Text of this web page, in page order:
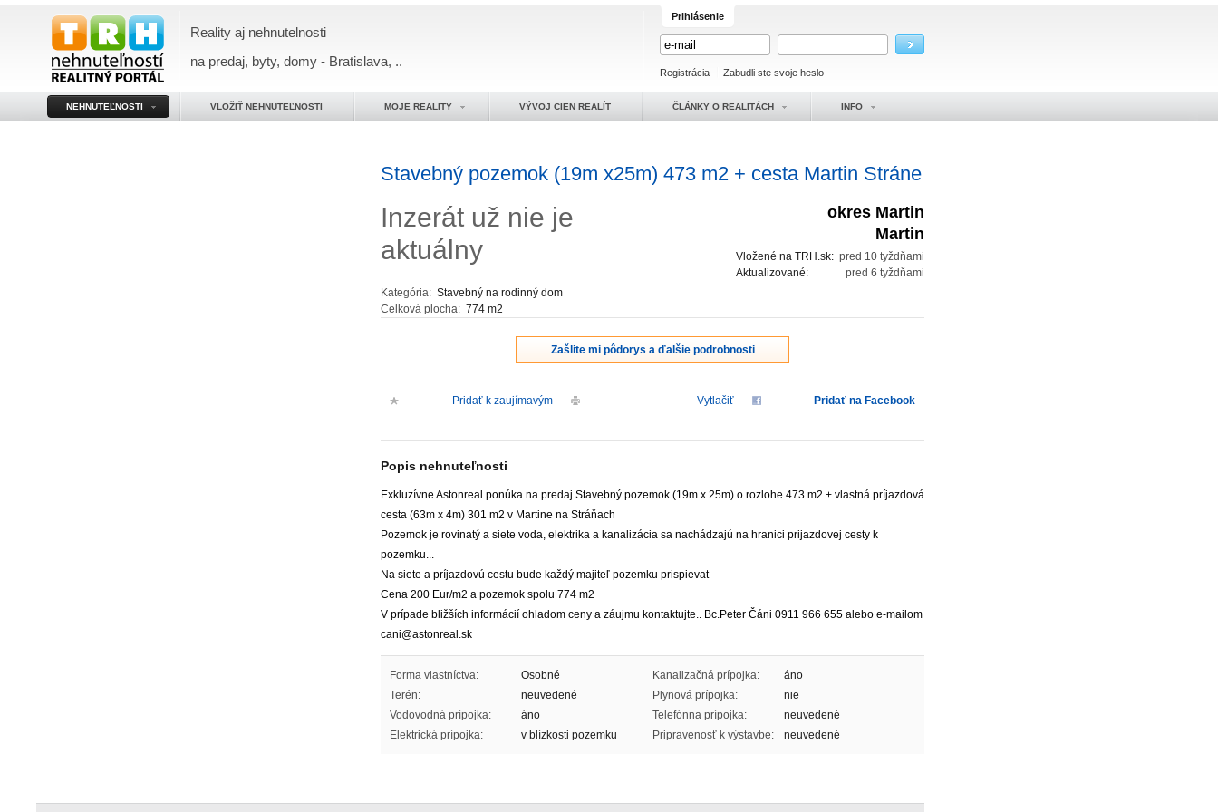
Reality aj nehnutelnosti
na predaj, byty, domy - Bratislava, ..
Prihlásenie
Registrácia Zabudli ste svoje heslo
NEHNUTEĽNOSTI VLOŽIŤ NEHNUTEĽNOSTI MOJE REALITY VÝVOJ CIEN REALÍT ČLÁNKY O REALITÁCH INFO
Stavebný pozemok (19m x25m) 473 m2 + cesta Martin Stráne
Inzerát už nie je
aktuálny
Kategória: Stavebný na rodinný dom
Celková plocha: 774 m2
okres Martin
Martin
pred 10 tyždňami
Vložené na TRH.sk:
pred 6 tyždňami
Aktualizované:
Zašlite mi pôdorys a ďalšie podrobnosti
Pridať k zaujímavým Vytlačiť Pridať na Facebook
Popis nehnuteľnosti
Exkluzívne Astonreal ponúka na predaj Stavebný pozemok (19m x 25m) o rozlohe 473 m2 + vlastná príjazdová
cesta (63m x 4m) 301 m2 v Martine na Stráňach
Pozemok je rovinatý a siete voda, elektrika a kanalizácia sa nachádzajú na hranici prijazdovej cesty k
pozemku...
Na siete a príjazdovú cestu bude každý majiteľ pozemku prispievat
Cena 200 Eur/m2 a pozemok spolu 774 m2
V prípade bližších informácií ohladom ceny a záujmu kontaktujte.. Bc.Peter Čáni 0911 966 655 alebo e-mailom
cani@astonreal.sk
Forma vlastníctva:
Osobné
Terén:
neuvedené
Vodovodná prípojka:
áno
Elektrická prípojka:
v blízkosti pozemku
Kanalizačná prípojka:
áno
Plynová prípojka:
nie
Telefónna prípojka:
neuvedené
Pripravenosť k výstavbe:
neuvedené